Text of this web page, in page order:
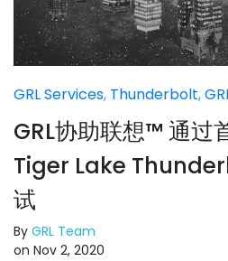
GRL Services, Thunderbolt,
GRL协助联想™ 通过
Tiger Lake
试
By GRL Team
on Nov 2, 2020